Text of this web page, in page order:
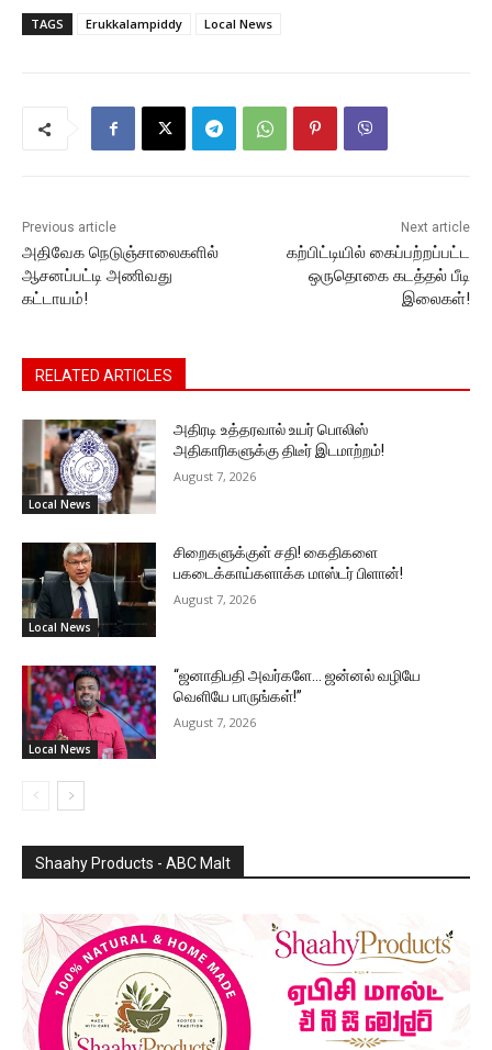
c
itt ai
at
p
p
s
n
g k
TAGS Erukkalampiddy Local News
Previous article
அதிவேக நெடுஞ்சாலைகளில்
ஆசனப்பட்டி அணிவது
கட்டாயம்!
Next article
கற்பிட்டியில் கைப்பற்றப்பட்ட
ஒருதொகை கடத்தல் பீடி
இலைகள்!
RELATED ARTICLES
Local News
அதிரடி உத்தரவால் உயர் பொலிஸ்
அதிகாரிகளுக்கு திடீர் இடமாற்றம்!
August 7, 2026
Local News
சிறைகளுக்குள் சதி! கைதிகளை
பகடைக்காய்களாக்க மாஸ்டர் பிளான்!
August 7, 2026
Local News
“ஜனாதிபதி அவர்களே… ஜன்னல் வழியே
வெளியே பாருங்கள்!”
August 7, 2026
Shaahy Products - ABC Malt